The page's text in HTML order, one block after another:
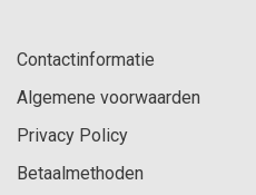
Contactinformatie
Algemene voorwaarden
Privacy Policy
Betaalmethoden